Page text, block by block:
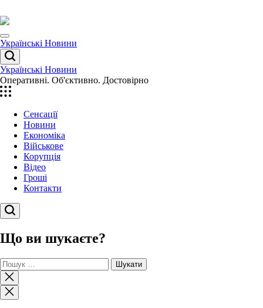
до
вмісту
Menu
Українські Новини
Пошук
Українські Новини
Оперативні. Об'єктивно. Достовірно
Сенсації
Новини
Економіка
Військове
Корупція
Відео
Гроші
Контакти
Пошук
Що ви шукаєте?
Пошук:
Закрити
пошук